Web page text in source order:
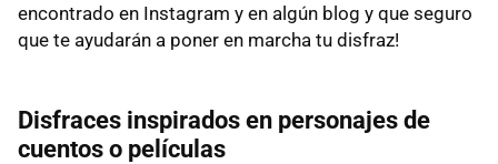
encontrado en Instagram y en algún blog y que seguro
que te ayudarán a poner en marcha tu disfraz!
Disfraces inspirados en personajes de
cuentos o películas